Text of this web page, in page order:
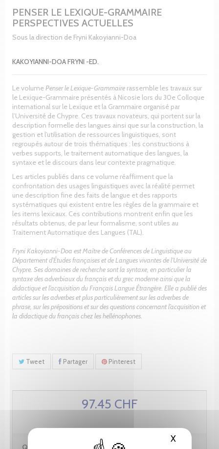
XMasquer
PENSER LE LEXIQUE-GRAMMAIRE
PERSPECTIVES ACTUELLES
Sous la direction de Fryni Kakoyianni-Doa
KAKOYIANNI-DOA FRYNI -ED.
Le volumePenser le Lexique-Grammaire rassemble les travaux sur
le Lexique-Grammaire présentés à Nicosie lors du 30e Colloque
international sur le Lexique et la Grammaire organisé par
l’Université de Chypre. Ces travaux novateurs, qui portent sur la
description formelle des langues ainsi que sur la construction, la
gestion et l’utilisation de ressources linguistiques, sont
regroupés autour de trois thématiques : les constructions à
verbes supports, le traitement automatique des langues, la
syntaxe et le discours dans leur contexte pragmatique.
Les articles publiés dans ce volume réaffirment que la
confrontation des usages linguistiques avec la réalité permet
une description fine des faits de langue et des rapports
systématiques qui existent entre les règles de la grammaire et
les items lexicaux. Ces contributions montrent enfin que les
résultats obtenus, de par leur formalisme, sont utiles au
Traitement Automatique des Langues (TAL).
Fryni Kakoyianni-Doa est Maître de Conférences de Linguistique au
Département d’Études françaises et de Langues vivantes de l’Université de
Chypre. Ses domaines de recherche sont la syntaxe, en particulier la
syntaxe des adverbiaux du français et du grec moderne ainsi que la
didactique et l’acquisition du Français Langue Étrangère. Elle a publié des
articles sur les adverbes et plus particulièrement sur les adverbes de
phrase, sur les prépositions et sur des questions concernant l’acquisition et
la didactique du français chez les hellénophones.
Tweet Partager Pinterest
97.45 CHF
Quantité :